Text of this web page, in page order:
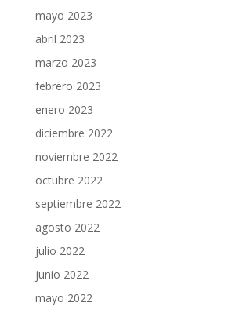
mayo 2023
abril 2023
marzo 2023
febrero 2023
enero 2023
diciembre 2022
noviembre 2022
octubre 2022
septiembre 2022
agosto 2022
julio 2022
junio 2022
mayo 2022